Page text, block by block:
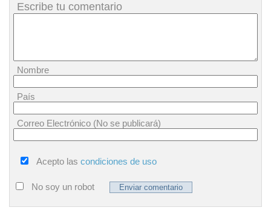
Escribe tu comentario
Nombre
País
Correo Electrónico (No se publicará)
Acepto las condiciones de uso
No soy un robot